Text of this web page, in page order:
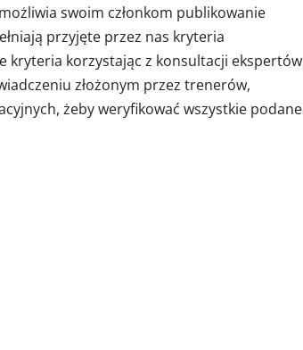
swoim członkom publikowanie
przyjęte przez nas kryteria
kryteria korzystając z konsultacji ekspertów
złożonym przez trenerów,
żeby weryfikować wszystkie podane